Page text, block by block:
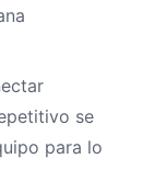
se
para lo